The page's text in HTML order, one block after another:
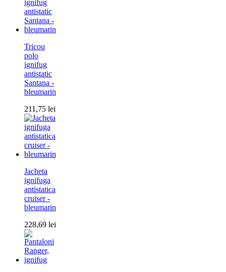
Tricou
polo
ignifug
antistatic
Santana -
bleumarin
211,75 lei
Jacheta
ignifuga
antistatica
cruiser -
bleumarin
228,69 lei